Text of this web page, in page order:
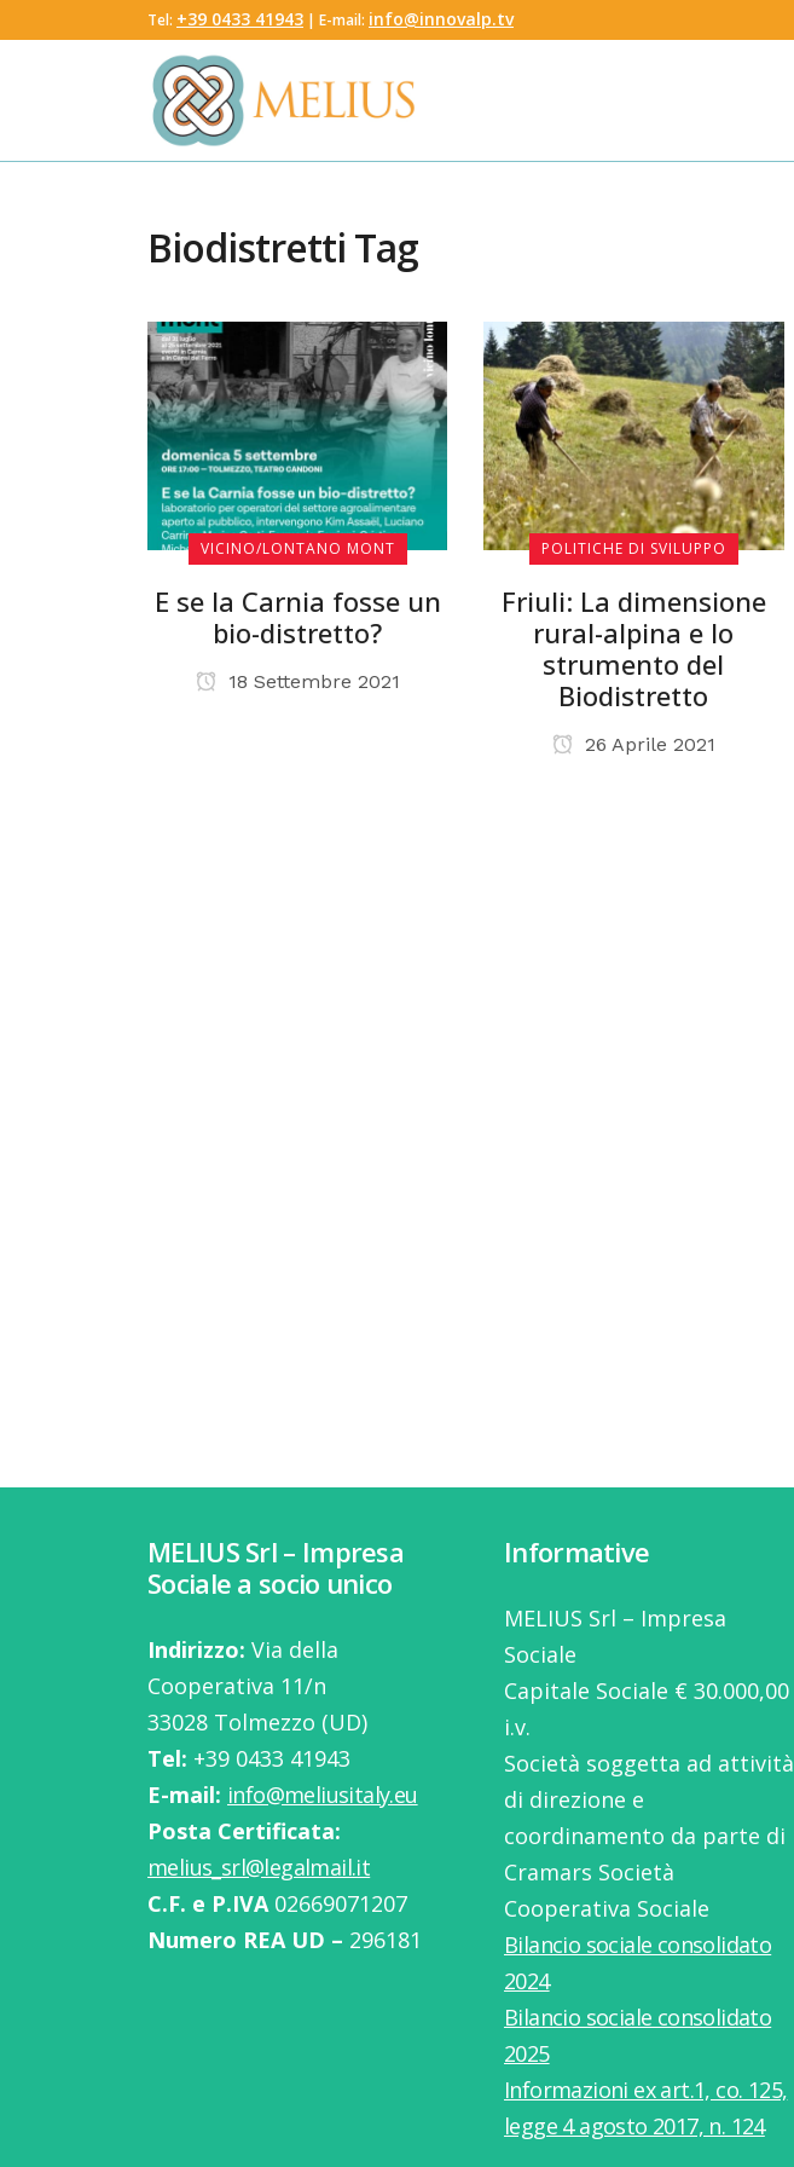
Tel: ‭+39 0433 41943 ‬ | E-mail: info@innovalp.tv
Biodistretti Tag
VICINO/LONTANO MONT
E se la Carnia fosse un
bio-distretto?
18 Settembre 2021
POLITICHE DI SVILUPPO
Friuli: La dimensione
rural-alpina e lo
strumento del
Biodistretto
26 Aprile 2021
MELIUS Srl – Impresa
Sociale a socio unico
Indirizzo: Via della
Cooperativa 11/n
33028 Tolmezzo (UD)
Tel: ‭+39 0433 41943
E-mail: info@meliusitaly.eu
Posta Certificata:
melius_srl@legalmail.it
C.F. e P.IVA02669071207
Numero REA UD – 296181
Informative
MELIUS Srl – Impresa
Sociale
Capitale Sociale € 30.000,00
i.v.
Società soggetta ad attività
di direzione e
coordinamento da parte di
Cramars Società
Cooperativa Sociale
Bilancio sociale consolidato
2024
Bilancio sociale consolidato
2025
Informazioni ex art.1, co. 125,
legge 4 agosto 2017, n. 124